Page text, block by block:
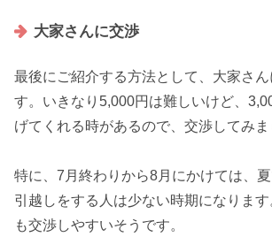
大家さんに交渉
最後にご紹介する方法として、 大家さ
す。いきなり5,000円は難しいけど、
げてくれる時があるので、交渉してみま
特に、7月終わりから8月にかけては、
引越しをする人は少ない時期になりま
も交渉しやすいそうです。